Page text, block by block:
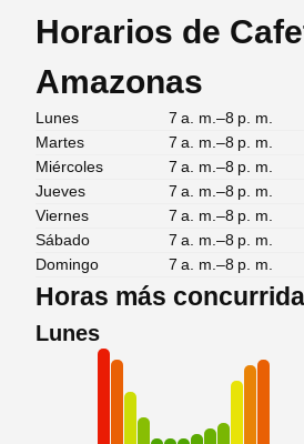
Horarios de
Amazonas
Lunes
7 a. m.–8 p. m.
Martes
7 a. m.–8 p. m.
Miércoles
7 a. m.–8 p. m.
Jueves
7 a. m.–8 p. m.
Viernes
7 a. m.–8 p. m.
Sábado
7 a. m.–8 p. m.
Domingo
7 a. m.–8 p. m.
Horas más
Lunes